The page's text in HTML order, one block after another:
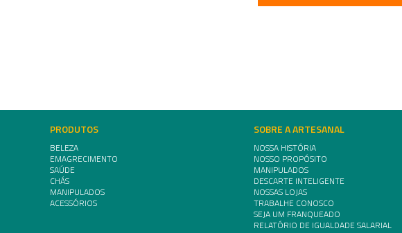
PRODUTOS
BELEZA
EMAGRECIMENTO
SAÚDE
CHÁS
MANIPULADOS
ACESSÓRIOS
SOBRE A ARTESANAL
NOSSA HISTÓRIA
NOSSO PROPÓSITO
MANIPULADOS
DESCARTE INTELIGENTE
NOSSAS LOJAS
TRABALHE CONOSCO
SEJA UM FRANQUEADO
RELATÓRIO DE IGUALDADE SALARIAL